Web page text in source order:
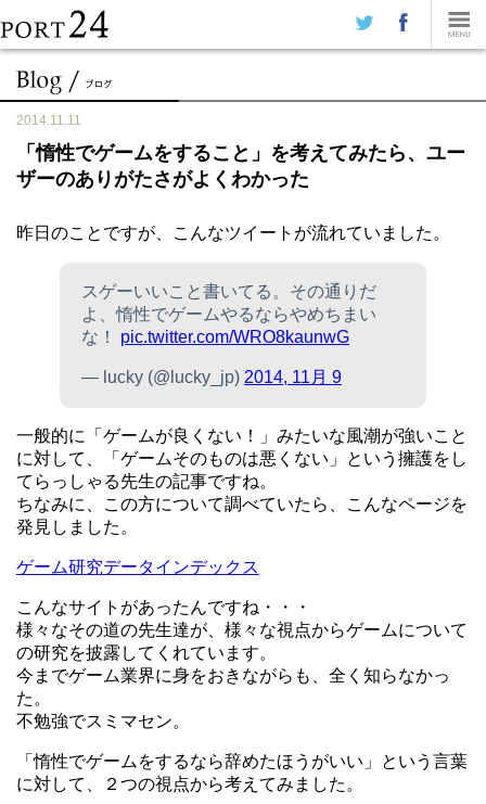
2014.11.11
「惰性でゲームをすること」を考えてみたら、ユー
ザーのありがたさがよくわかった
昨日のことですが、こんなツイートが流れていました。
スゲーいいこと書いてる。その通りだ
よ、惰性でゲームやるならやめちまい
な！ pic.twitter.com/WRO8kaunwG
— lucky (@lucky_jp) 2014, 11月 9
一般的に「ゲームが良くない！」みたいな風潮が強いこと
に対して、「ゲームそのものは悪くない」という擁護をし
てらっしゃる先生の記事ですね。
ちなみに、この方について調べていたら、こんなページを
発見しました。
ゲーム研究データインデックス
こんなサイトがあったんですね・・・
様々なその道の先生達が、様々な視点からゲームについて
の研究を披露してくれています。
今までゲーム業界に身をおきながらも、全く知らなかっ
た。
不勉強でスミマセン。
「惰性でゲームをするなら辞めたほうがいい」という言葉
に対して、２つの視点から考えてみました。